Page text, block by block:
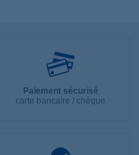
Paiement sécurisé
carte bancaire / chèque